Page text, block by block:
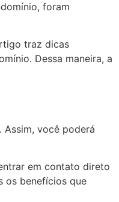
foram
traz dicas
Dessa maneira, a
você poderá
em contato direto
os benefícios que